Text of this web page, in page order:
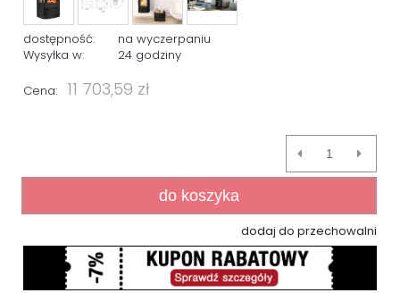
dostępność:
na wyczerpaniu
Wysyłka w:
24 godziny
Cena: 11 703,59 zł
do koszyka
dodaj do przechowalni